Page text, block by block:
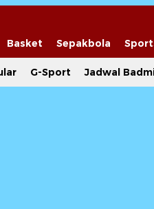
Basket Sepakbola
G-Sport Jadwal